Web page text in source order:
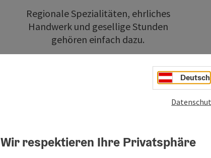
Regionale Spezialitäten, ehrliches
Handwerk und gesellige Stunden
gehören einfach dazu.
Deutsch
Wir respektieren Ihre Privatsphäre